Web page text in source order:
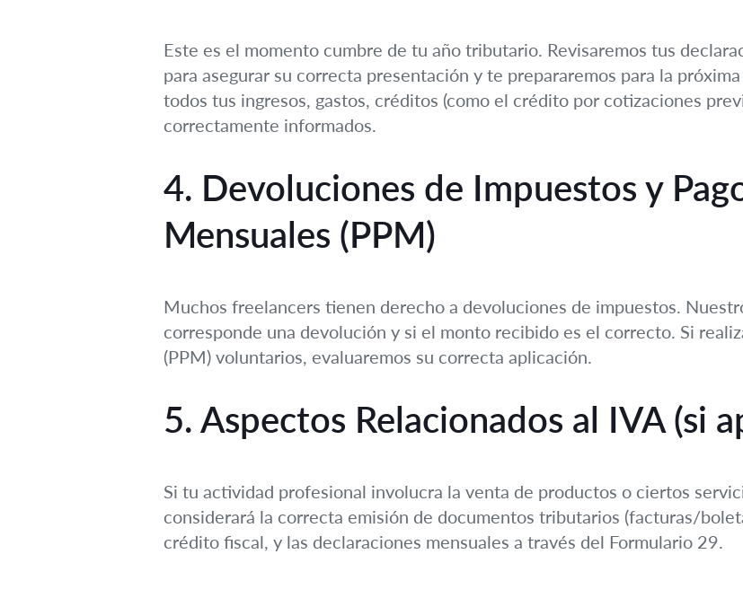
Este es el momento cumbre de tu año tributario. Revisaremos tus
para asegurar su correcta presentación y te prepararemos para la
todos tus ingresos, gastos, créditos (como el crédito por cotizaciones
correctamente informados.
4. Devoluciones de Impuestos y
Mensuales (PPM)
Muchos freelancers tienen derecho a devoluciones de impuestos.
corresponde una devolución y si el monto recibido es el correcto. Si
(PPM) voluntarios, evaluaremos su correcta aplicación.
5. Aspectos Relacionados al IVA (si
Si tu actividad profesional involucra la venta de productos o ciertos
considerará la correcta emisión de documentos tributarios (facturas/
crédito fiscal, y las declaraciones mensuales a través del Formulario 29.